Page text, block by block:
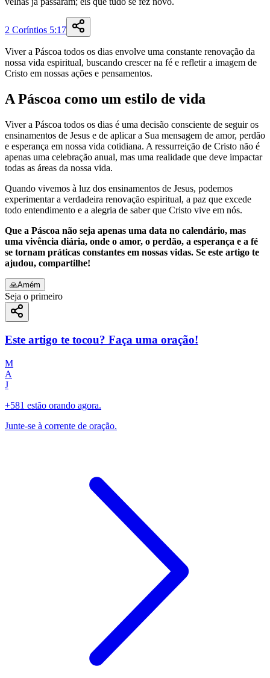
2 Coríntios 5:17
Viver a Páscoa todos os dias envolve uma constante renovação da
nossa vida espiritual, buscando crescer na fé e refletir a imagem de
Cristo em nossas ações e pensamentos.
A Páscoa como um estilo de vida
Viver a Páscoa todos os dias é uma decisão consciente de seguir os
ensinamentos de Jesus e de aplicar a Sua mensagem de amor, perdão
e esperança em nossa vida cotidiana. A ressurreição de Cristo não é
apenas uma celebração anual, mas uma realidade que deve impactar
todas as áreas da nossa vida.
Quando vivemos à luz dos ensinamentos de Jesus, podemos
experimentar a verdadeira renovação espiritual, a paz que excede
todo entendimento e a alegria de saber que Cristo vive em nós.
Que a Páscoa não seja apenas uma data no calendário, mas
uma vivência diária, onde o amor, o perdão, a esperança e a fé
se tornam práticas constantes em nossas vidas. Se este artigo te
ajudou, compartilhe!
🙏Amém
Seja o primeiro
Este artigo te tocou? Faça uma oração!
M
A
J
+581 estão orando agora.
Junte-se à corrente de oração.